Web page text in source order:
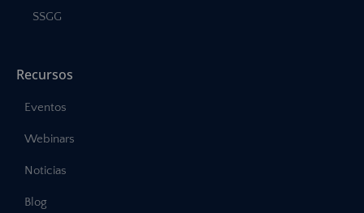
SSGG
Recursos
Eventos
Webinars
Noticias
Blog